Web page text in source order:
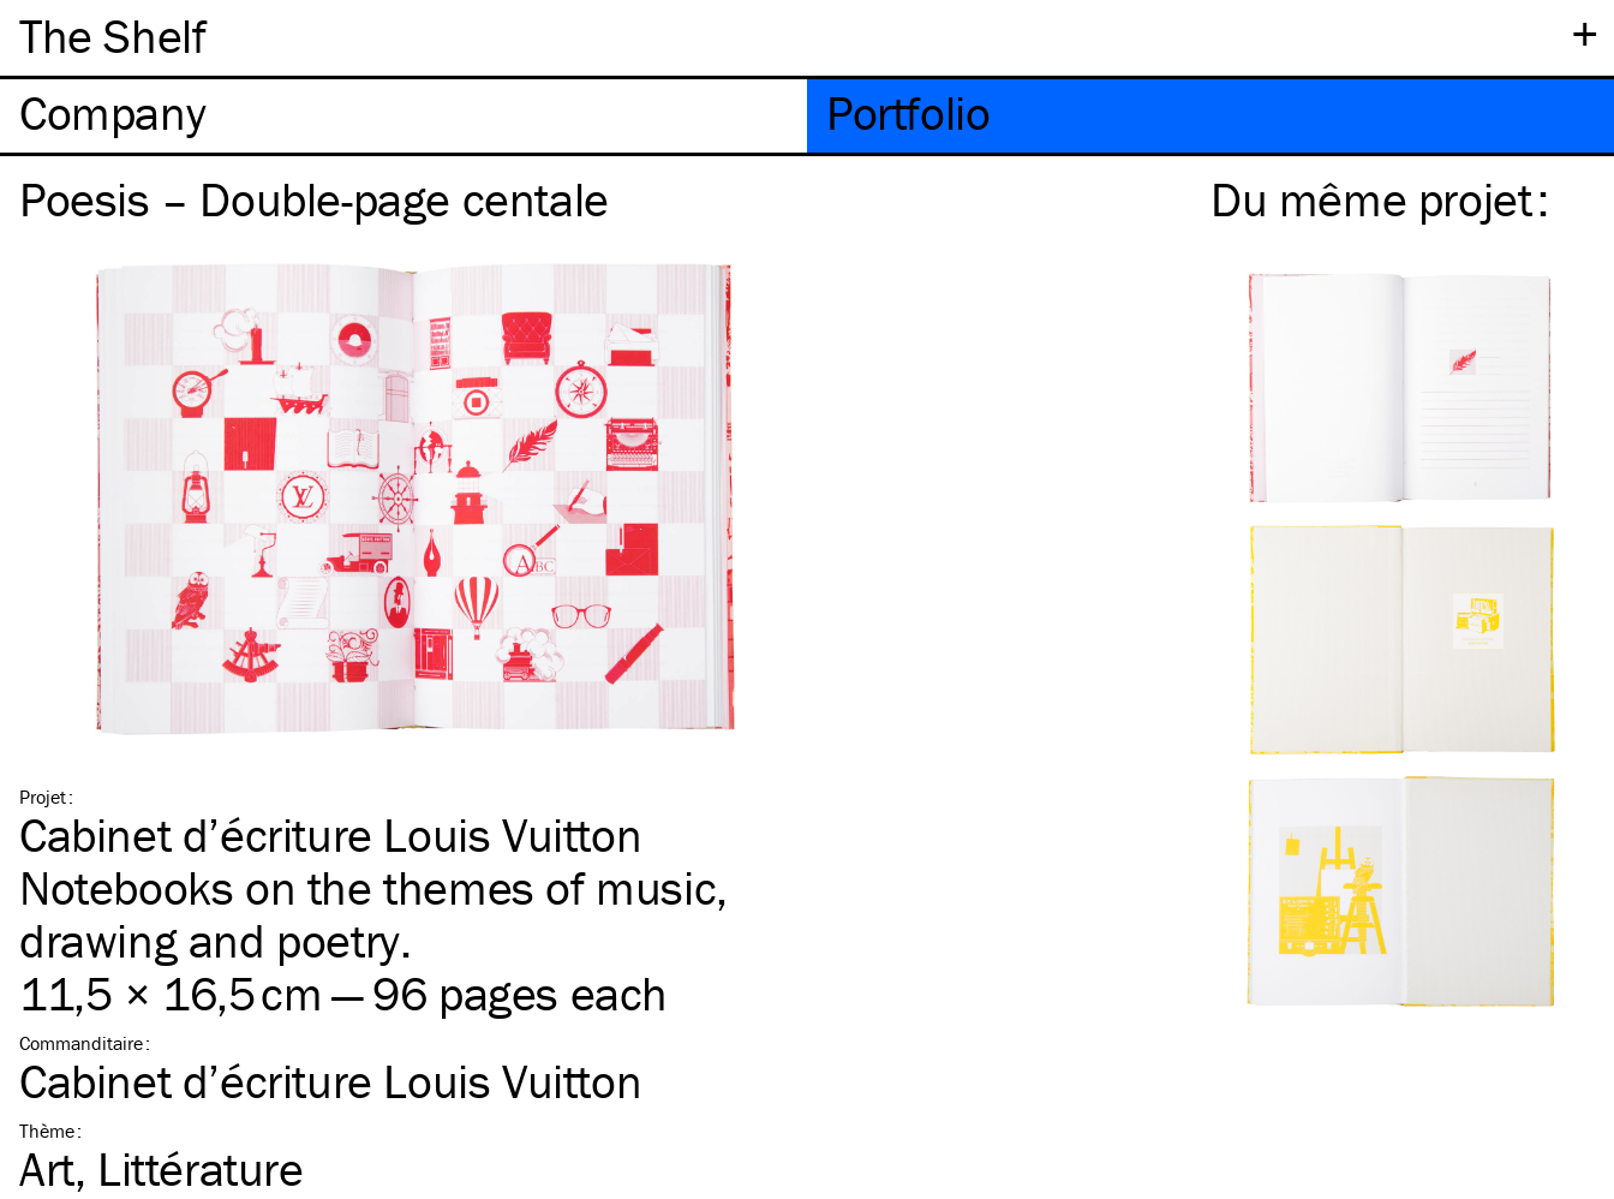
+
The Shelf
Company
Portfolio
Poesis – Double-page centale
Projet:
Cabinet d’écriture Louis Vuitton
Notebooks on the themes of music,
drawing and poetry.
11,5 × 16,5 cm — 96 pages each
Commanditaire:
Cabinet d’écriture Louis Vuitton
Thème:
Art Littérature
Du même projet: